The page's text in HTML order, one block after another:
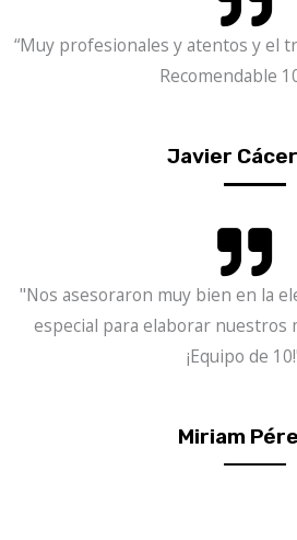
“Muy profesionales y atentos y el
Recomendable
Javier
"Nos asesoraron muy bien en la
especial para elaborar nuestros
¡Equipo de
Miriam